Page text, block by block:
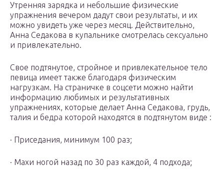
Утренняя зарядка и небольшие физические
упражнения вечером дадут свои результаты, и их
можно увидеть уже через месяц. Действительно,
Анна Седакова в купальнике смотрелась сексуально
и привлекательно.
Свое подтянутое, стройное и привлекательное тело
певица имеет также благодаря физическим
нагрузкам. На страничке в соцсети можно найти
информацию любимых и результативных
упражнениях, которые делает Анна Седакова, грудь,
талия и бедра которой находятся в подтянутом виде :
· Приседания, минимум 100 раз;
· Махи ногой назад по 30 раз каждой, 4 подхода;